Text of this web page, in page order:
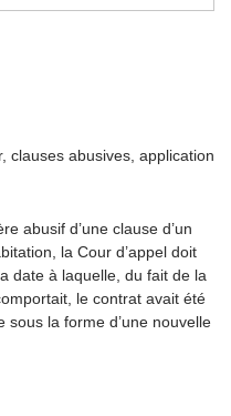
clauses abusives, application
abusif d’une clause d’un
la Cour d’appel doit
date à laquelle, du fait de la
le contrat avait été
la forme d’une nouvelle